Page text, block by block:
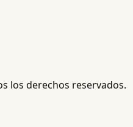
los derechos reservados.